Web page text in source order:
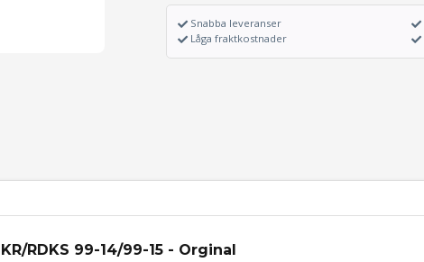
Snabba leveranser
Låga fraktkostnader
RDKS 99-14/99-15 - Orginal